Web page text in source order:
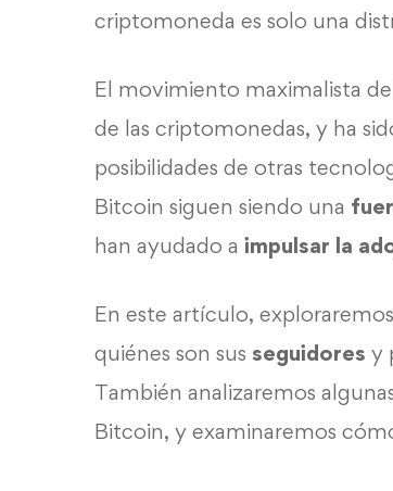
criptomoneda es solo una
El movimiento maximalista
de las criptomonedas, y ha
posibilidades de otras
Bitcoin siguen siendo una
han ayudado a impulsar la
En este artículo,
quiénes son sus seguidores y
También analizaremos
Bitcoin, y examinaremos